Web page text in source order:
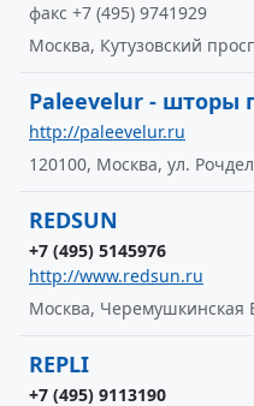
факс +7 (495) 9741929
Москва, Кутузовский
Paleevelur - шторы
http://paleevelur.ru
120100, Москва, ул.
REDSUN
+7 (495) 5145976
http://www.redsun.ru
Москва, Черемушкинская
REPLI
+7 (495) 9113190